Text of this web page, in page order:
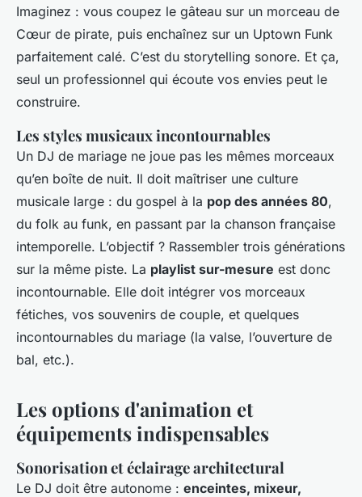
Imaginez : vous coupez le gâteau sur un morceau de
Cœur de pirate, puis enchaînez sur un Uptown Funk
parfaitement calé. C’est du storytelling sonore. Et ça,
seul un professionnel qui écoute vos envies peut le
construire.
Les styles musicaux incontournables
Un DJ de mariage ne joue pas les mêmes morceaux
qu’en boîte de nuit. Il doit maîtriser une culture
musicale large : du gospel à la pop des années 80,
du folk au funk, en passant par la chanson française
intemporelle. L’objectif ? Rassembler trois générations
sur la même piste. La playlist sur-mesure est donc
incontournable. Elle doit intégrer vos morceaux
fétiches, vos souvenirs de couple, et quelques
incontournables du mariage (la valse, l’ouverture de
bal, etc.).
Les options d'animation et
équipements indispensables
Sonorisation et éclairage architectural
Le DJ doit être autonome : enceintes, mixeur,